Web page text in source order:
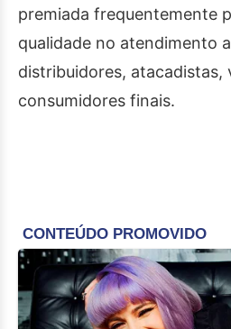
premiada frequentemente
qualidade no atendimento
distribuidores, atacadistas,
consumidores finais.